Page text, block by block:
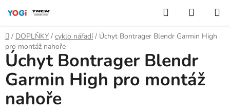
obsah
Hledat
KOŠÍK
Domů
/ DOPLŇKY / cyklo nářadí / Úchyt Bontrager Blendr Garmin High
pro montáž nahoře
Úchyt Bontrager Blendr
Garmin High pro montáž
nahoře